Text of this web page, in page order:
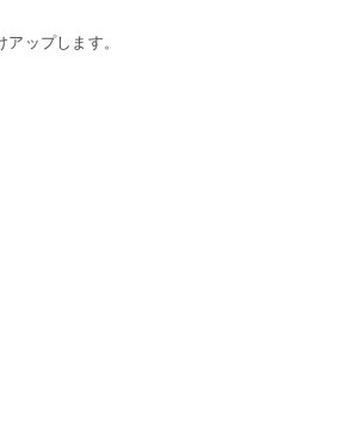
ップします。